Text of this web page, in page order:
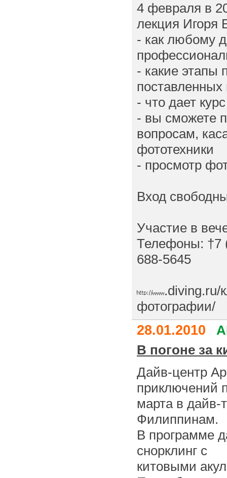
4 февраля в
лекция Игоря
- как любому
- какие этапы
поставленных
- что дает
- вы сможете
вопросам,
фототехники
- просмотр
Вход
Участие в
Телефоны: †7
688-5645
.diving.ru/
фотографии/
28.01.2010
В погоне за
Дайв-центр
приключений
марта в дайв-
Филиппинам.
В программе
снорклинг с
китовыми